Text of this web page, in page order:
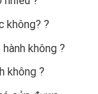
không? ?
không ?
không ?